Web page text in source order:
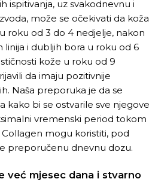
ispitivanja, uz svakodnevnu i
može se očekivati da koža
roku od 3 do 4 nedjelje, nakon
linija i dubljih bora u roku od 6
kože u roku od 9
da imaju pozitivnije
Naša preporuka je da se
kako bi se ostvarile sve njegove
vremenski period tokom
mogu koristiti, pod
preporučenu dnevnu dozu.
već mjesec dana i stvarno